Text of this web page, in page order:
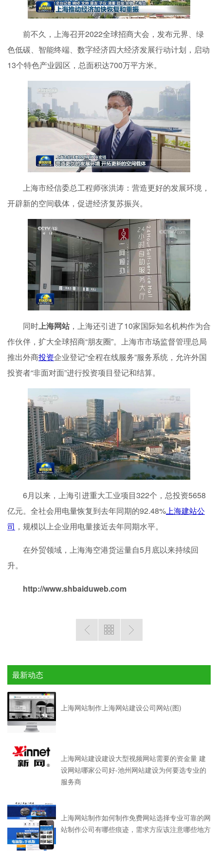
前不久，上海召开2022全球招商大会，发布元界、绿
色低碳、智能终端、数字经济四大经济发展行动计划，启动
13个特色产业园区，总面积达​​​​​700万平方米。
上海市经信委总工程师张洪涛：营造更好的发展环境，
开辟新的空间载体，促进经济复苏振兴。
同时上海网站，上海还引进了10家国际知名机构作为合
作伙伴，扩大全球招商“朋友圈”。上海市市场监督管理总局
推出外商投资企业登记“全程在线服务”服务系统，允许外国
投资者“非面对面”进行投资项目登记和结算。
6月以来，上海引进重大工业项目322个，总投资5658
亿元。全社会用电量恢复到去年同期的92.48%上海建站公
司 ，规模以上企业用电量接近去年同期水平。
在外贸领域，上海海空港货运量自5月底以来持续回
升。
http://www.shbaiduweb.com
最新动态
上海网站制作上海网站建设公司网站(图)
上海网站建设建设大型视频网站需要的资金量 建
设网站哪家公司好-池州网站建设为何要选专业的
服务商
上海网站制作如何制作免费网站选择专业可靠的网
站制作公司有哪些痕迹，需求方应该注意哪些地方